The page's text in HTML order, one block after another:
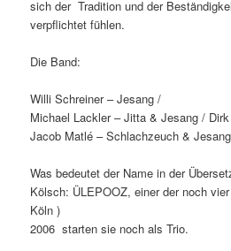
sich der Tradition und der
verpflichtet fühlen.
Die Band:
Willi Schreiner – Jesang /
Michael Lackler – Jitta & Jesang /
Jacob Matlé – Schlachzeuch & Jesang
Was bedeutet der Name in der
Kölsch: ÜLEPOOZ, einer der noch
Köln )
2006 starten sie noch als Trio.